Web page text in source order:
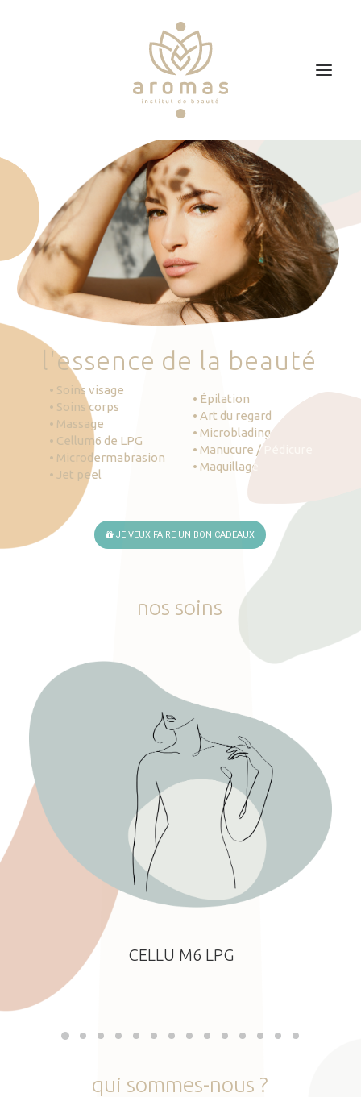
Soins
Je veux faire un bon cadeau
Plan d’accès
Prendre RDV
'essence de la beauté
• Soins visage
• Soins corps
• Massage
• Cellum6 de LPG
• Microdermabrasion
• Jet peel
• Épilation
• Art du regard
• Microblading
• Manucure / Pédicure
• Maquillage
JE VEUX FAIRE UN BON CADEAUX
nos soins
CELLU M6 LPG
qui sommes-nous ?